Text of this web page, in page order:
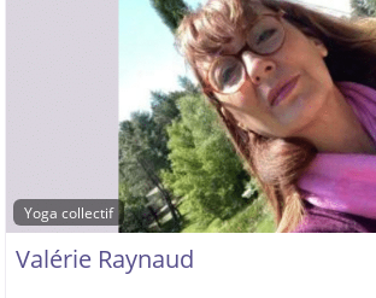
Yoga collectif
Valérie Raynaud